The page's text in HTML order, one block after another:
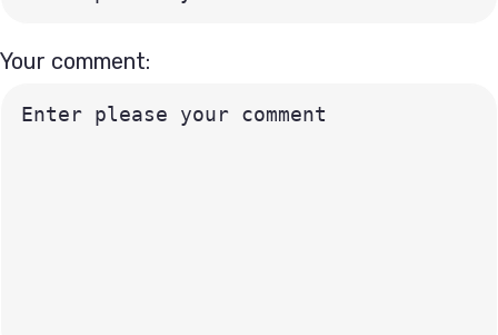
Your comment: